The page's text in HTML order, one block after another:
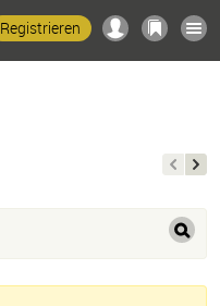
Registrieren